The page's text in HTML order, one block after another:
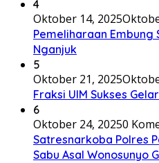
4
Oktober 14, 2025
Pemeliharaan Embung
Nganjuk
5
Oktober 21, 2025
Fraksi UIM Sukses
6
Oktober 24, 20250
Satresnarkoba Polres
Sabu Asal Wonosunyo